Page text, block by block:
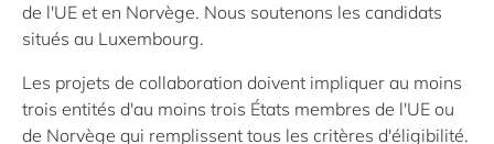
de l'UE et en Norvège. Nous soutenons les candidats
situés au Luxembourg.
Les projets de collaboration doivent impliquer au moins
trois entités d'au moins trois États membres de l'UE ou
de Norvège qui remplissent tous les critères d'éligibilité.